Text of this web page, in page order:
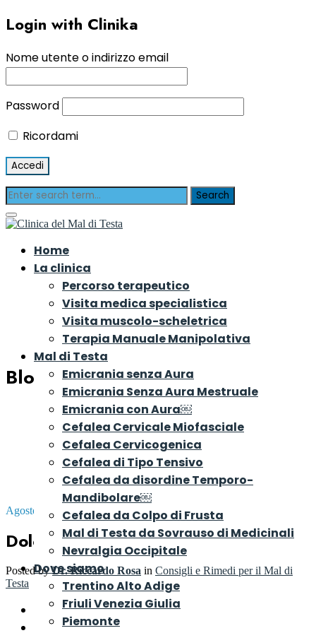
Login with Clinika
Nome utente o indirizzo email
Password
Ricordami
Home
La clinica
Percorso terapeutico
Visita medica specialistica
Visita muscolo-scheletrica
Terapia Manuale Manipolativa
Mal di Testa
Emicrania senza Aura
Emicrania Senza Aura Mestruale
Emicrania con Aura￼
Cefalea Cervicale Miofasciale
Cefalea Cervicogenica
Cefalea di Tipo Tensivo
Cefalea da disordine Temporo-
Mandibolare￼
Cefalea da Colpo di Frusta
Mal di Testa da Sovrauso di Medicinali
Nevralgia Occipitale
Dove siamo
Trentino Alto Adige
Friuli Venezia Giulia
Piemonte
Blog
Agosto 23, 2023
Dolore al collo: la cervicalgia
Posted byDr. Riccardo Rosa in Consigli e Rimedi per il Mal di
Testa
Introduzione
Dolore al collo: la cervicale